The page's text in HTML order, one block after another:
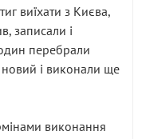
виїхати з Києва,
записали і
перебрали
новий і виконали ще
виконання